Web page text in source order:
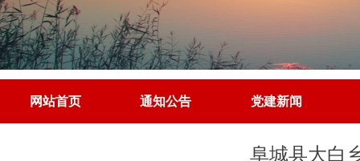
网站首页 通知公告 党建新闻
党建新闻
阜城县大白